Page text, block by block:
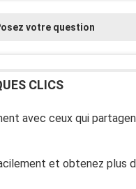
votre question
CLICS
avec ceux qui
et obtenez plus